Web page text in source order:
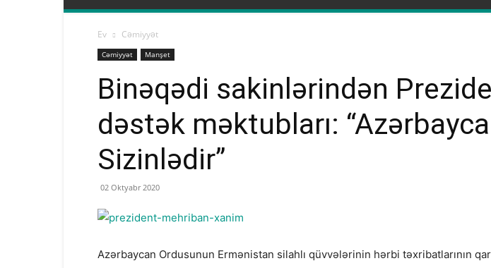
Ev Cəmiyyət
Cəmiyyət Manşet
Binəqədi sakinlərindən
dəstək məktubları:
Sizinlədir”
02 Oktyabr 2020
Azərbaycan Ordusunun Ermənistan silahlı qüvvələrinin hərbi təxribatlarının